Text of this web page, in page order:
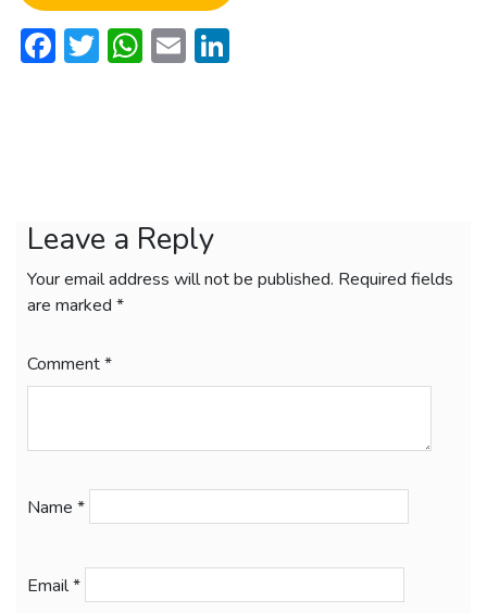
Facebook
Twitter
WhatsApp
Email
Leave a Reply
Your email address will not be published. Required fields
are marked *
Comment*
Name *
Email*